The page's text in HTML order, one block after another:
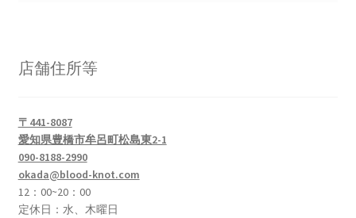
店舗住所等
〒441-8087
愛知県豊橋市牟呂町松島東2-1
090-8188-2990
okada@blood-knot.com
12：00~20：00
定休日：水、木曜日